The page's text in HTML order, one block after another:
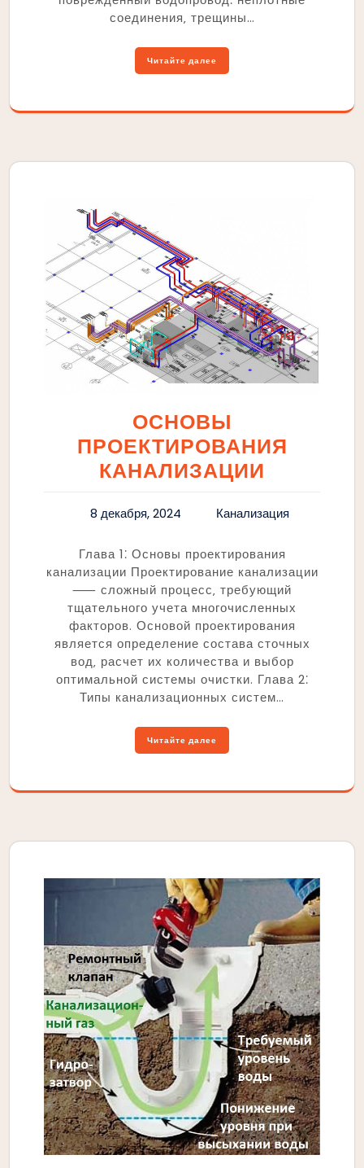
соединения‚ трещины…
Читайте далее
ОСНОВЫ
ПРОЕКТИРОВАНИЯ
КАНАЛИЗАЦИИ
8 декабря, 2024 Канализация
Глава 1⁚ Основы проектирования
канализации Проектирование канализации
⸺ сложный процесс‚ требующий
тщательного учета многочисленных
факторов. Основой проектирования
является определение состава сточных
вод‚ расчет их количества и выбор
оптимальной системы очистки. Глава 2⁚
Типы канализационных систем…
Читайте далее